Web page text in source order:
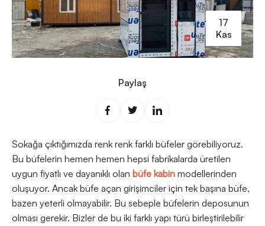
17
Kas
Paylaş
Sokağa çıktığımızda renk renk farklı büfeler görebiliyoruz.
Bu büfelerin hemen hemen hepsi fabrikalarda üretilen
uygun fiyatlı ve dayanıklı olan büfe kabin modellerinden
oluşuyor. Ancak büfe açan girişimciler için tek başına büfe,
bazen yeterli olmayabilir. Bu sebeple büfelerin deposunun
olması gerekir. Bizler de bu iki farklı yapı türü birleştirilebilir